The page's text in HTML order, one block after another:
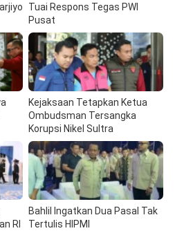
Tuai Respons Tegas PWI
Pusat
Kejaksaan Tetapkan Ketua
Ombudsman Tersangka
Korupsi Nikel Sultra
RI
Bahlil Ingatkan Dua Pasal Tak
Tertulis HIPMI